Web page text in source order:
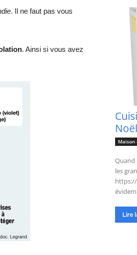
. Il ne faut pas vous
. Ainsi si vous avez
Maison
Quand
les
Lire